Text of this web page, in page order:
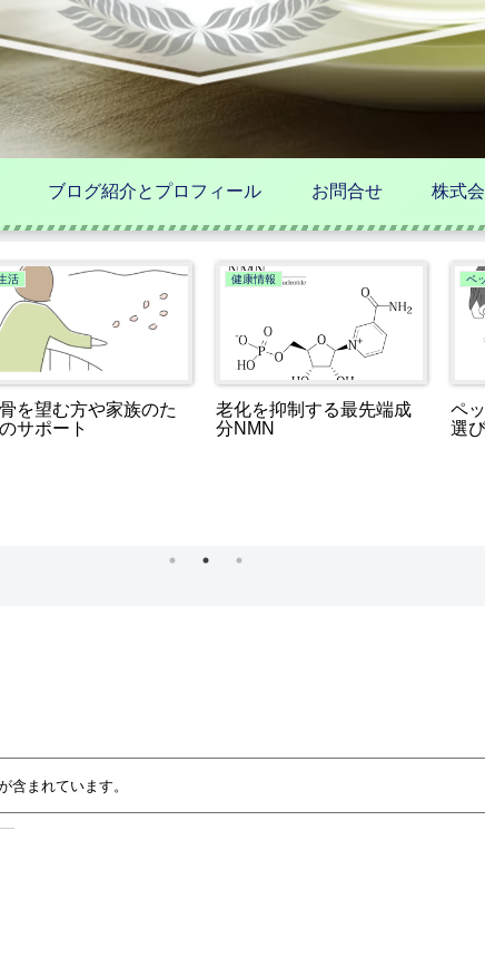
ブログ紹介とプロフィール お問合せ 株式
活
を望む方や家族のた
サポート
健康情報
老化を抑制する最先端成
分NMN
ペ
ペ
選
含まれています。